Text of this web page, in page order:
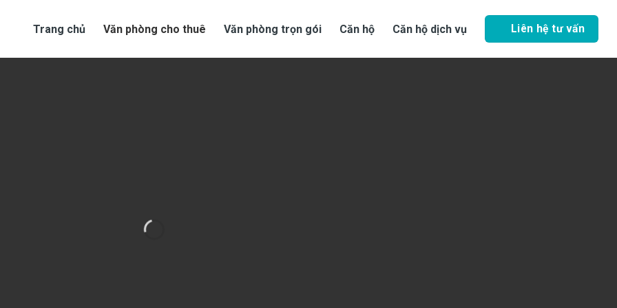
Trang chủ Văn phòng cho thuê Văn phòng trọn gói Căn hộ Căn hộ dịch vụ Liên hệ tư vấn